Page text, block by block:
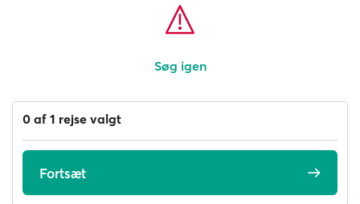
Søg igen
0 af 1 rejse valgt
Fortsæt